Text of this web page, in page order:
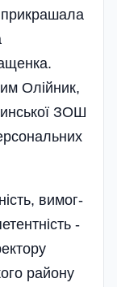
прикрашала
Олійник,
ЗОШ
вимо­г­
-
району